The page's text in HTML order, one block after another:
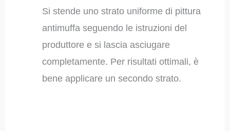
Si stende uno strato uniforme di pittura
antimuffa seguendo le istruzioni del
produttore e si lascia asciugare
completamente. Per risultati ottimali, è
bene applicare un secondo strato.